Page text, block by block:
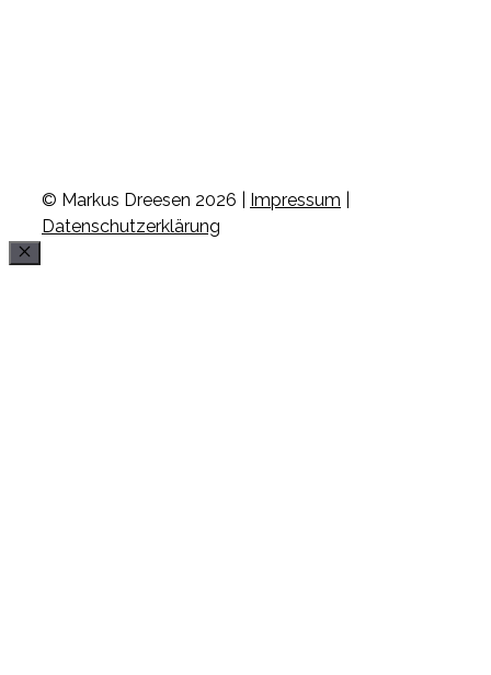
© Markus Dreesen 2026 | Impressum
Datenschutzerklärung
Schließen